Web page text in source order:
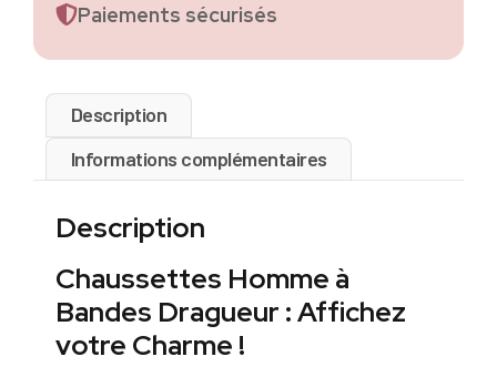
Paiements sécurisés
Description
Informations complémentaires
Description
Chaussettes Homme à
Bandes Dragueur : Affichez
votre Charme !